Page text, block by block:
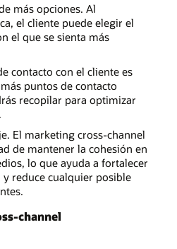
más opciones. Al
el cliente puede elegir el
el que se sienta más
contacto con el cliente es
puntos de contacto
recopilar para optimizar
El marketing cross-channel
de mantener la cohesión en
lo que ayuda a fortalecer
reduce cualquier posible
channel